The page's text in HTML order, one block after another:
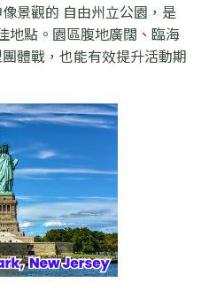
景觀的 自由州立公園，是
地點。園區腹地廣闊、臨海
體戰，也能有效提升活動期